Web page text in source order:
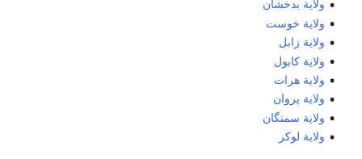
ولاية بدخشان
ولاية خوست
ولاية زابل
ولاية كابول
ولاية هرات
ولاية پروان
ولایة سمنگان
ولایة لوكر